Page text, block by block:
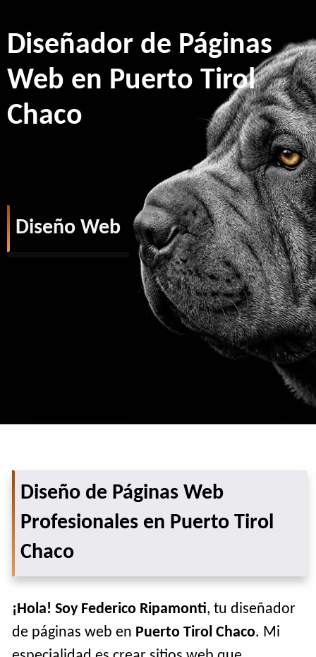
Diseñador de Páginas
Web en Puerto Tirol
Chaco
Diseño Web
Diseño de Páginas Web
Profesionales en Puerto Tirol
Chaco
¡Hola! Soy Federico Ripamonti, tu diseñador
de páginas web en Puerto Tirol Chaco. Mi